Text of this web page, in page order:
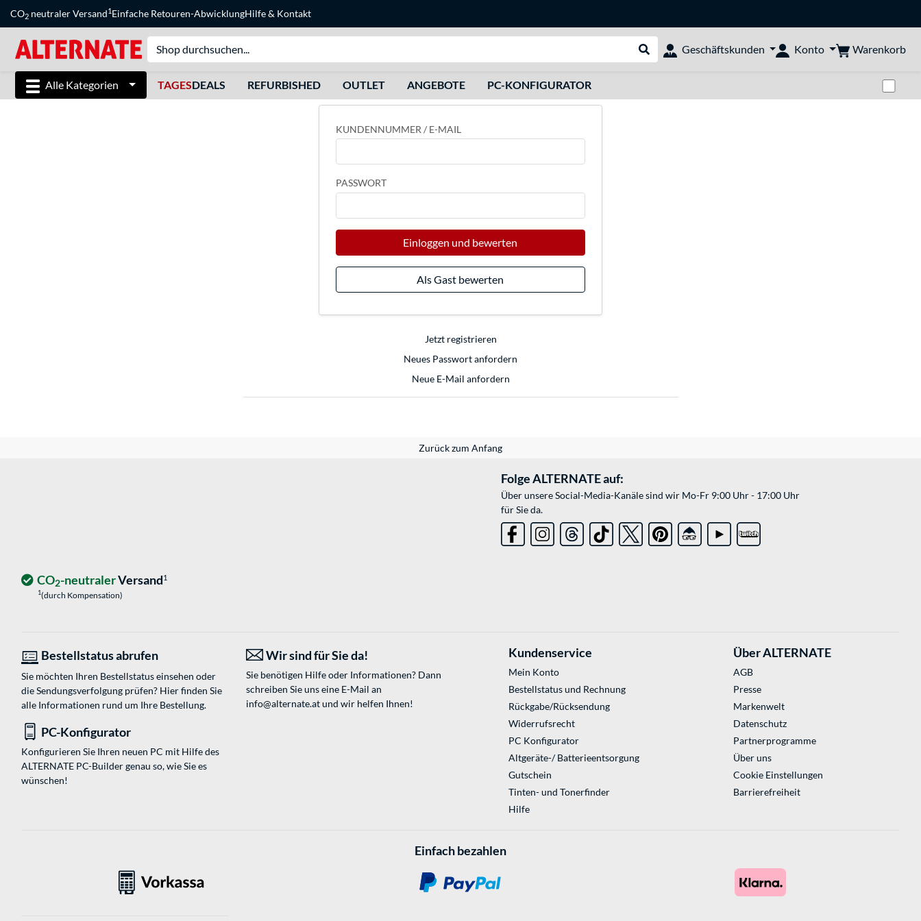
CO2 neutraler Versand1Einfache Retouren-AbwicklungHilfe& Kontakt
Suche durchführen
Geschäftskunden Konto Warenkorb
Alle Kategorien TAGESDEALS REFURBISHED OUTLET ANGEBOTE PC-KONFIGURATOR
KUNDENNUMMER / E-MAIL
PASSWORT
Einloggen und bewerten
Als Gast bewerten
Jetzt registrieren
Neues Passwort anfordern
Neue E-Mail anfordern
Zurück zum Anfang
Folge ALTERNATE auf:
Über unsere Social-Media-Kanäle sind wir Mo-Fr 9:00 Uhr - 17:00 Uhr
für Sie da.
CO2-neutralerVersand1
1(durch Kompensation)
Bestellstatus abrufen
Sie möchten Ihren Bestellstatus einsehen oder
die Sendungsverfolgung prüfen? Hier finden Sie
alle Informationen rund um Ihre Bestellung.
Wir sind für Sie da!
Sie benötigen Hilfe oder Informationen? Dann
schreiben Sie uns eine E-Mail an
info@alternate.atund wir helfen Ihnen!
PC-Konfigurator
Konfigurieren Sie Ihren neuen PC mit Hilfe des
ALTERNATE PC-Builder genau so, wie Sie es
wünschen!
Kundenservice
Mein Konto
Bestellstatus und Rechnung
Rückgabe/Rücksendung
Widerrufsrecht
PC Konfigurator
Altgeräte-/ Batterieentsorgung
Gutschein
Tinten- und Tonerfinder
Hilfe
Über ALTERNATE
AGB
Presse
Markenwelt
Datenschutz
Partnerprogramme
Über uns
Cookie Einstellungen
Barrierefreiheit
Einfach bezahlen